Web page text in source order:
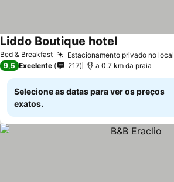
Bed & Breakfast Estacionamento privado no local
Liddo Boutique hotelVer preços
9,5 Excelente 217 a 0.7 km da praia
Selecione as datas para ver os preços
exatos.